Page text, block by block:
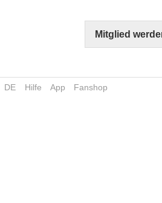
Mitglied
DE Hilfe App Fanshop